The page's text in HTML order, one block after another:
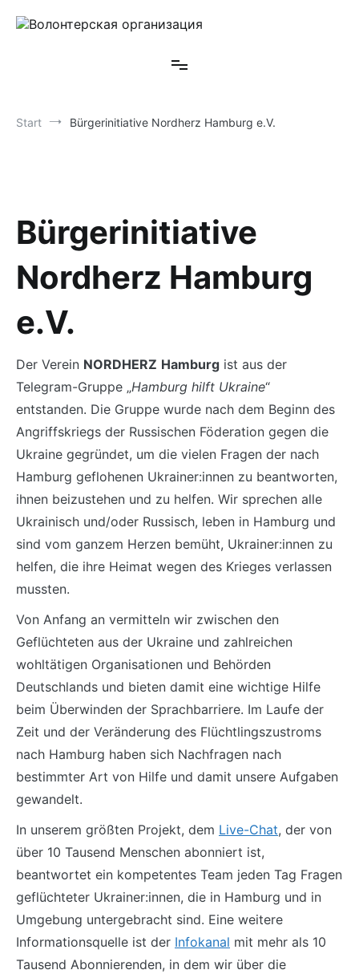
Start Bürgerinitiative Nordherz Hamburg e.V.
Bürgerinitiative
Nordherz Hamburg
e.V.
Der Verein NORDHERZ Hamburg ist aus der
Telegram-Gruppe „Hamburg hilft Ukraine“
entstanden. Die Gruppe wurde nach dem Beginn des
Angriffskriegs der Russischen Föderation gegen die
Ukraine gegründet, um die vielen Fragen der nach
Hamburg geflohenen Ukrainer:innen zu beantworten,
ihnen beizustehen und zu helfen. Wir sprechen alle
Ukrainisch und/oder Russisch, leben in Hamburg und
sind vom ganzem Herzen bemüht, Ukrainer:innen zu
helfen, die ihre Heimat wegen des Krieges verlassen
mussten.
Von Anfang an vermitteln wir zwischen den
Geflüchteten aus der Ukraine und zahlreichen
wohltätigen Organisationen und Behörden
Deutschlands und bieten damit eine wichtige Hilfe
beim Überwinden der Sprachbarriere. Im Laufe der
Zeit und der Veränderung des Flüchtlingszustroms
nach Hamburg haben sich Nachfragen nach
bestimmter Art von Hilfe und damit unsere Aufgaben
gewandelt.
In unserem größten Projekt, dem Live-Chat, der von
über 10 Tausend Menschen abonniert ist,
beantwortet ein kompetentes Team jeden Tag Fragen
geflüchteter Ukrainer:innen, die in Hamburg und in
Umgebung untergebracht sind. Eine weitere
Informationsquelle ist der Infokanal mit mehr als 10
Tausend Abonnierenden, in dem wir über die